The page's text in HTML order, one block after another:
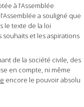
à l’Assemblée
a souligné que
le texte de la loi
et les aspirations
de la société civile, des
en compte, ni même
encore le pouvoir absolu